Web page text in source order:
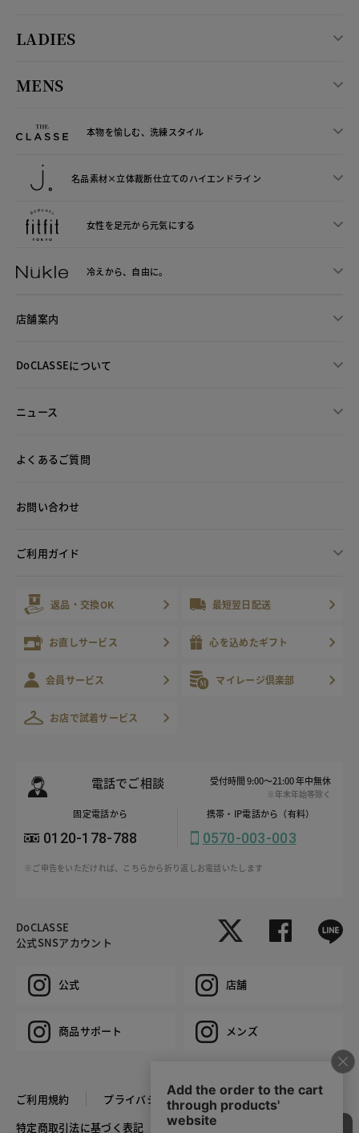
LADIES
MENS
本物を愉しむ、洗練スタイル
名品素材×立体裁断仕立てのハイエンドライン
女性を足元から元気にする
冷えから、 自由に。
店舗案内
DoCLASSEについて
ニュース
よくあるご質問
お問い合わせ
ご利用ガイド
返品・交換OK 最短翌日配送
お直しサービス 心を込めたギフト
会員サービス マイレージ倶楽部
お店で試着サービス
電話でご相談 受付時間 9:00～21:00 年中無休
※年末年始等除く
固定電話から
0120-178-788
携帯・IP電話から（有料）
0570-003-003
※ご申告をいただければ、こちらから折り返しお電話いたします
DoCLASSE
公式SNSアカウント
公式 店舗
商品サポート メンズ
ご利用規約
プライバシーポリシー
特定商取引法に基づく表記
推奨環境